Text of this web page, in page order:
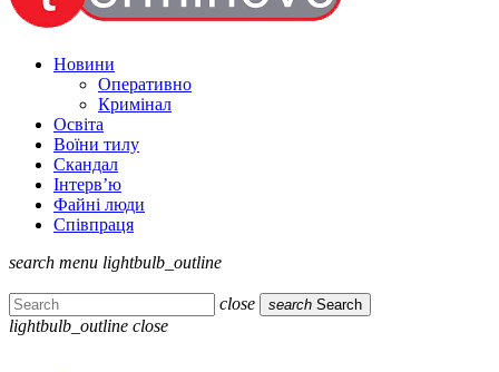
Новини
Оперативно
Кримінал
Освіта
Воїни тилу
Скандал
Інтерв’ю
Файні люди
Співпраця
search menu lightbulb_outline
close search Search
lightbulb_outline close